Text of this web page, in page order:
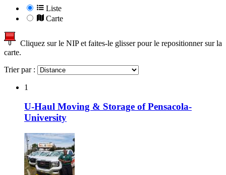
Liste
Carte
Cliquez sur le NIP et faites-le glisser pour le repositionner sur la
carte.
Trier par :
1
U-Haul Moving & Storage of Pensacola-
University